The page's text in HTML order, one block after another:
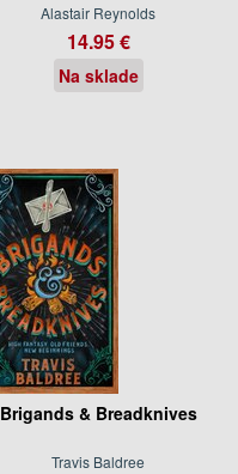
Alastair Reynolds
14.95 €
Na sklade
Brigands & Breadknives
Travis Baldree